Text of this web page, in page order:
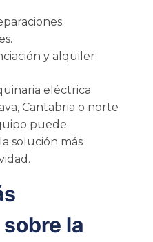
y alquiler.
eléctrica
Cantabria o norte
puede
solución más
la